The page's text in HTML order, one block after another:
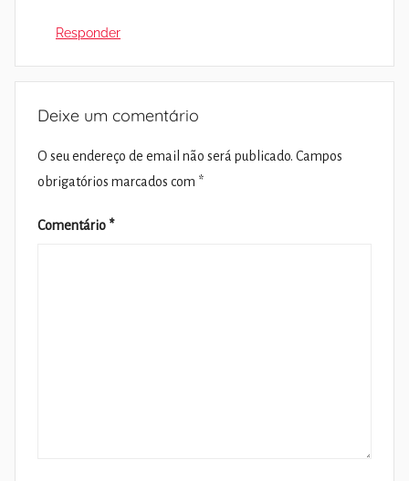
Responder
Deixe um comentário
O seu endereço de email não será publicado. Campos
obrigatórios marcados com *
Comentário *